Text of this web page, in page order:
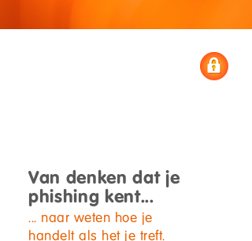
Van denken dat je
phishing kent...
... naar weten hoe je
handelt als het je treft.